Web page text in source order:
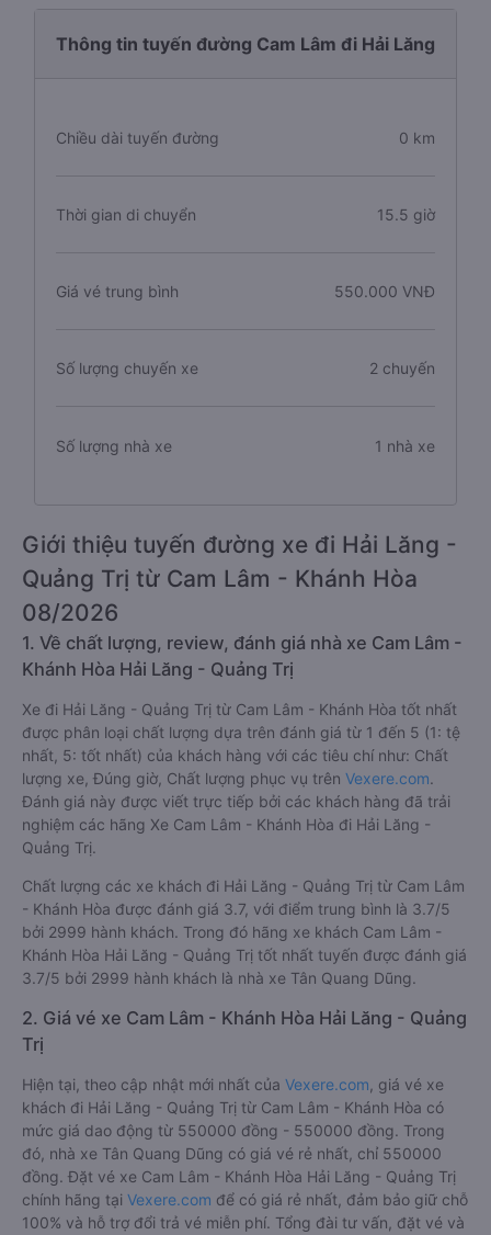
Thông tin tuyến đường Cam Lâm đi Hải Lăng
Chiều dài tuyến đường 0 km
Thời gian di chuyển 15.5 giờ
Giá vé trung bình 550.000 VNĐ
Số lượng chuyến xe 2 chuyến
Số lượng nhà xe 1 nhà xe
Giới thiệu tuyến đường xe đi Hải Lăng -
Quảng Trị từ Cam Lâm - Khánh Hòa
08/2026
1. Về chất lượng, review, đánh giá nhà xe Cam Lâm -
Khánh Hòa Hải Lăng - Quảng Trị
Xe đi Hải Lăng - Quảng Trị từ Cam Lâm - Khánh Hòa tốt nhất
được phân loại chất lượng dựa trên đánh giá từ 1 đến 5 (1: tệ
nhất, 5: tốt nhất) của khách hàng với các tiêu chí như: Chất
lượng xe, Đúng giờ, Chất lượng phục vụ trên Vexere.com.
Đánh giá này được viết trực tiếp bởi các khách hàng đã trải
nghiệm các hãng Xe Cam Lâm - Khánh Hòa đi Hải Lăng -
Quảng Trị.
Chất lượng các xe khách đi Hải Lăng - Quảng Trị từ Cam Lâm
- Khánh Hòa được đánh giá 3.7, với điểm trung bình là 3.7/5
bởi 2999 hành khách. Trong đó hãng xe khách Cam Lâm -
Khánh Hòa Hải Lăng - Quảng Trị tốt nhất tuyến được đánh giá
3.7/5 bởi 2999 hành khách là nhà xe Tân Quang Dũng.
2. Giá vé xe Cam Lâm - Khánh Hòa Hải Lăng - Quảng
Trị
Hiện tại, theo cập nhật mới nhất của Vexere.com , giá vé xe
khách đi Hải Lăng - Quảng Trị từ Cam Lâm - Khánh Hòa có
mức giá dao động từ 550000 đồng - 550000 đồng. Trong
đó, nhà xe Tân Quang Dũng có giá vé rẻ nhất, chỉ 550000
đồng. Đặt vé xe Cam Lâm - Khánh Hòa Hải Lăng - Quảng Trị
chính hãng tại Vexere.com để có giá rẻ nhất, đảm bảo giữ chỗ
100% và hỗ trợ đổi trả vé miễn phí. Tổng đài tư vấn, đặt vé và